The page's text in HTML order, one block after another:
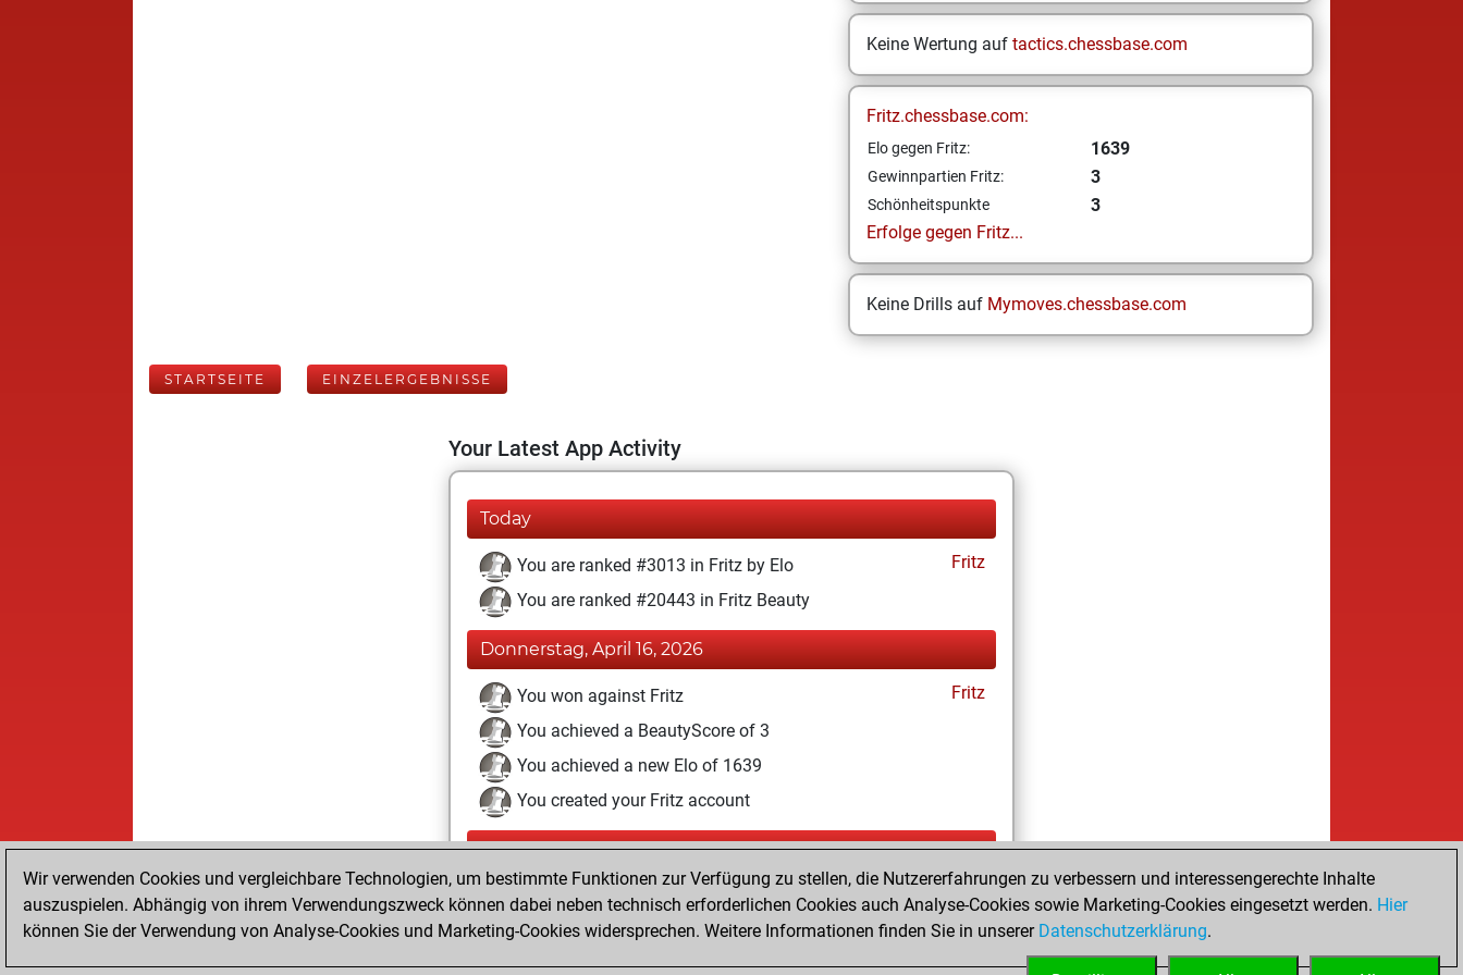
Keine Wertung auf tactics.chessbase.com
Fritz.chessbase.com:
Elo gegen Fritz: 1639
Gewinnpartien Fritz: 3
Schönheitspunkte
3
Erfolge gegen Fritz...
Keine Drills auf Mymoves.chessbase.com
STARTSEITE EINZELERGEBNISSE
Your Latest App Activity
Today
You are ranked #3013 in Fritz by Elo
Fritz
You are ranked #20443 in Fritz Beauty
Donnerstag, April 16, 2026
You won against Fritz
Fritz
You achieved a BeautyScore of 3
You achieved a new Elo of 1639
You created your Fritz account
Freitag, Juni 23, 2017
You played 1 slow games
You scored +0 =0 -1 in slow games
Wir verwenden Cookies und vergleichbare Technologien, um bestimmte Funktionen zur Verfügung zu stellen, die Nutzererfahrungen zu verbessern und interessengerechte Inhalte
auszuspielen. Abhängig von ihrem Verwendungszweck können dabei neben technisch erforderlichen Cookies auch Analyse-Cookies sowie Marketing-Cookies eingesetzt werden. Hier
können Sie der Verwendung von Analyse-Cookies und Marketing-Cookies widersprechen. Weitere Informationen finden Sie in unserer Datenschutzerklärung.